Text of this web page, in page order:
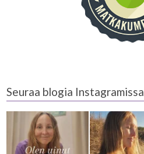
Seuraa blogia Instagramissa